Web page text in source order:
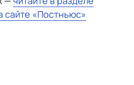
сайте «Постньюс»